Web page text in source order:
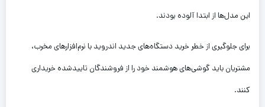
این مدل‌ها از ابتدا آلوده بودند.
برای جلوگیری از خطر خرید دستگاه‌های جدید اندروید با نرم‌افزارهای مخرب،
مشتریان باید گوشی‌های هوشمند خود را از فروشندگان تاییدشده خریداری
کنند.